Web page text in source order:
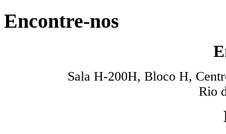
Encontre-nos
Sala H-200H, Bloco H,
Rio